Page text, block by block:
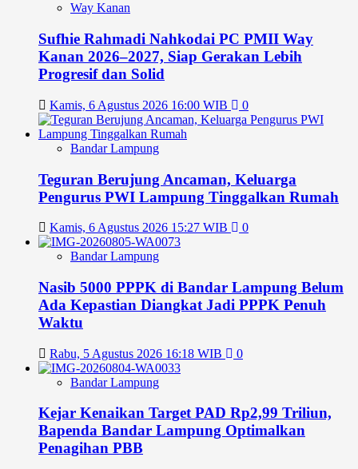
Way Kanan
Sufhie Rahmadi Nahkodai PC PMII Way
Kanan 2026–2027, Siap Gerakan Lebih
Progresif dan Solid
Kamis, 6 Agustus 2026 16:00 WIB 0
Bandar Lampung
Teguran Berujung Ancaman, Keluarga
Pengurus PWI Lampung Tinggalkan Rumah
Kamis, 6 Agustus 2026 15:27 WIB 0
Bandar Lampung
Nasib 5000 PPPK di Bandar Lampung Belum
Ada Kepastian Diangkat Jadi PPPK Penuh
Waktu
Rabu, 5 Agustus 2026 16:18 WIB 0
Bandar Lampung
Kejar Kenaikan Target PAD Rp2,99 Triliun,
Bapenda Bandar Lampung Optimalkan
Penagihan PBB